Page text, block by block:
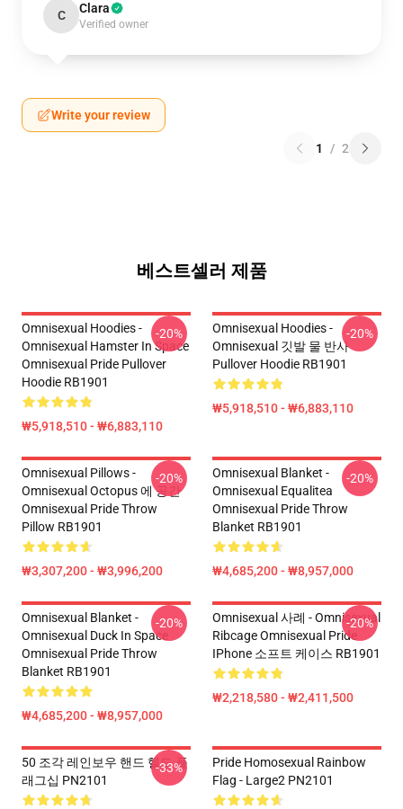
C Clara
Verified owner
Write your review
1 / 2
베스트셀러 제품
Omnisexual Hoodies -
Omnisexual Hamster In Space
Omnisexual Pride Pullover
Hoodie RB1901
₩5,918,510 - ₩6,883,110
-20%
Omnisexual Hoodies -
Omnisexual 깃발 물 반사
Pullover Hoodie RB1901
₩5,918,510 - ₩6,883,110
-20%
Omnisexual Pillows -
Omnisexual Octopus 에 공간
Omnisexual Pride Throw
Pillow RB1901
₩3,307,200 - ₩3,996,200
-20%
Omnisexual Blanket -
Omnisexual Equalitea
Omnisexual Pride Throw
Blanket RB1901
₩4,685,200 - ₩8,957,000
-20%
Omnisexual Blanket -
Omnisexual Duck In Space
Omnisexual Pride Throw
Blanket RB1901
₩4,685,200 - ₩8,957,000
-20%
Omnisexual 사례 - Omnisexual
Ribcage Omnisexual Pride
IPhone 소프트 케이스 RB1901
₩2,218,580 - ₩2,411,500
-20%
50 조각 레인보우 핸드 헬드 플
래그십 PN2101
-33%
Pride Homosexual Rainbow
Flag - Large2 PN2101